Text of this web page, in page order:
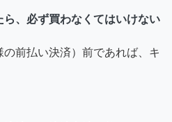
、必ず買わなくてはいけない
前払い決済）前であれば、キ